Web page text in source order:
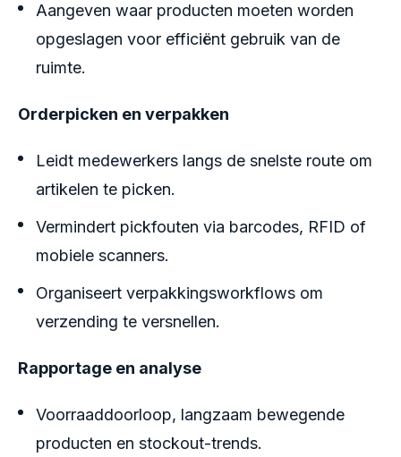
Aangeven waar producten moeten worden
opgeslagen voor efficiënt gebruik van de
ruimte.
Orderpicken en verpakken
Leidt medewerkers langs de snelste route om
artikelen te picken.
Vermindert pickfouten via barcodes, RFID of
mobiele scanners.
Organiseert verpakkingsworkflows om
verzending te versnellen.
Rapportage en analyse
Voorraaddoorloop, langzaam bewegende
producten en stockout-trends.